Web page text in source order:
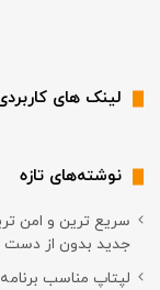
لینک های
نوشته‌های تازه
سریع ترین و امن
جدید بدون از دست
لپتاپ مناسب